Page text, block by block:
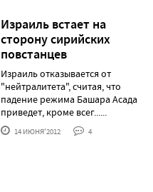
Израиль встает на
сторону сирийских
повстанцев
Израиль отказывается от
"нейтралитета", считая, что
падение режима Башара Асада
приведет, кроме всег......
14 ИЮНЯ'2012 4